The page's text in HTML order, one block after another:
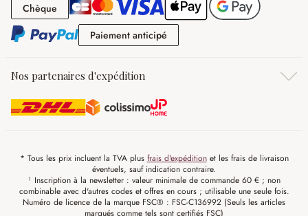
Chèque Chèque
Paiement anticipé
Nos partenaires d'expédition
* Tous les prix incluent la TVA plus frais d'expéditionet les frais de livraison
éventuels, sauf indication contraire.
¹ Inscription à la newsletter : valeur minimale de commande 60 € ; non
combinable avec d'autres codes et offres en cours ; utilisable une seule fois.
Numéro de licence de la marque FSC® : FSC-C136992 (Seuls les articles
marqués comme tels sont certifiés FSC)